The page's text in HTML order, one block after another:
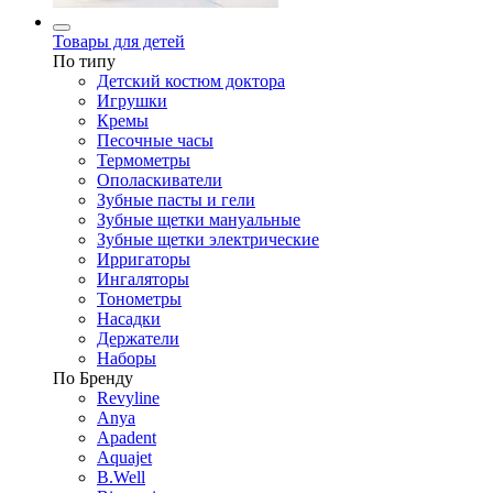
Товары для детей
По типу
Детский костюм доктора
Игрушки
Кремы
Песочные часы
Термометры
Ополаскиватели
Зубные пасты и гели
Зубные щетки мануальные
Зубные щетки электрические
Ирригаторы
Ингаляторы
Тонометры
Насадки
Держатели
Наборы
По Бренду
Revyline
Anya
Apadent
Aquajet
B.Well